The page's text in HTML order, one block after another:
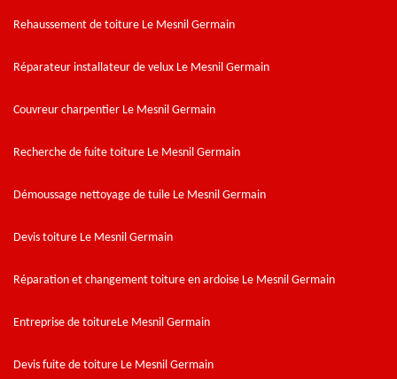
Rehaussement de toiture Le Mesnil Germain
Réparateur installateur de velux Le Mesnil Germain
Couvreur charpentier Le Mesnil Germain
Recherche de fuite toiture Le Mesnil Germain
Démoussage nettoyage de tuile Le Mesnil Germain
Devis toiture Le Mesnil Germain
Réparation et changement toiture en ardoise Le Mesnil Germain
Entreprise de toitureLe Mesnil Germain
Devis fuite de toiture Le Mesnil Germain